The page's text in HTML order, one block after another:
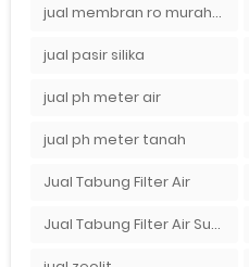
jual membran ro murah surabaya
jual pasir silika
jual ph meter air
jual ph meter tanah
Jual Tabung Filter Air
Jual Tabung Filter Air Surabaya